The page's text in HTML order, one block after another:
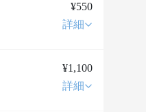
¥550
詳細
¥1,100
詳細